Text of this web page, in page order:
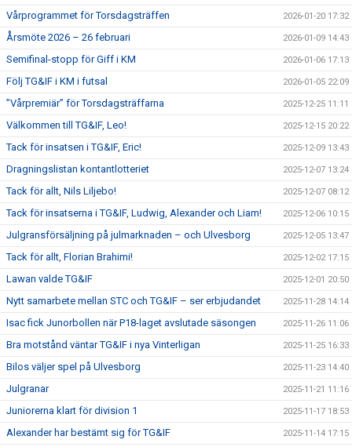
Vårprogrammet för Torsdagsträffen 2026-01-20 17:32
Årsmöte 2026 – 26 februari 2026-01-09 14:43
Semifinal-stopp för Giff i KM 2026-01-06 17:13
Följ TG&IF i KM i futsal 2026-01-05 22:09
”Vårpremiär” för Torsdagsträffarna 2025-12-25 11:11
Välkommen till TG&IF, Leo! 2025-12-15 20:22
Tack för insatsen i TG&IF, Eric! 2025-12-09 13:43
Dragningslistan kontantlotteriet 2025-12-07 13:24
Tack för allt, Nils Liljebo! 2025-12-07 08:12
Tack för insatserna i TG&IF, Ludwig, Alexander och Liam! 2025-12-06 10:15
Julgransförsäljning på julmarknaden – och Ulvesborg 2025-12-05 13:47
Tack för allt, Florian Brahimi! 2025-12-02 17:15
Lawan valde TG&IF 2025-12-01 20:50
Nytt samarbete mellan STC och TG&IF – ser erbjudandet 2025-11-28 14:14
Isac fick Junorbollen när P18-laget avslutade säsongen 2025-11-26 11:06
Bra motstånd väntar TG&IF i nya Vinterligan 2025-11-25 16:33
Bilos väljer spel på Ulvesborg 2025-11-23 14:40
Julgranar 2025-11-21 11:16
Juniorerna klart för division 1 2025-11-17 18:53
Alexander har bestämt sig för TG&IF 2025-11-14 17:15